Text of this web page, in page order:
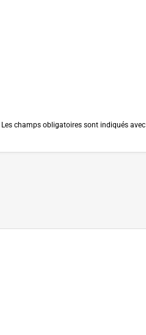
Les champs obligatoires sont indiqués avec